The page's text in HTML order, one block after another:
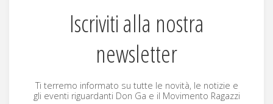
Iscriviti alla nostra
newsletter
Ti ter­re­mo infor­ma­to su tutte le novità, le notizie e
gli even­ti riguardan­ti Don Ga e il Movi­men­to Ragazzi